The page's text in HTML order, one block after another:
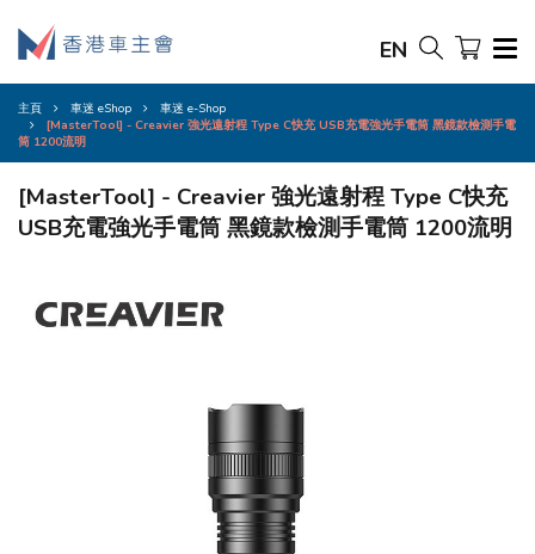
EN
主頁 車迷 eShop
車迷 e-Shop
[MasterTool] - Creavier 強光遠射程 Type C快充 USB充電強光手電筒 黑鏡款檢測手電
筒 1200流明
[MasterTool] - Creavier 強光遠射程 Type C快充
USB充電強光手電筒 黑鏡款檢測手電筒 1200流明